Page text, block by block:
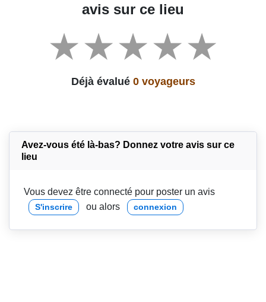
avis sur ce lieu
Déjà évalué 0 voyageurs
Avez-vous été là-bas? Donnez votre avis sur ce
lieu
Vous devez être connecté pour poster un avis
S'inscrire ou alors connexion